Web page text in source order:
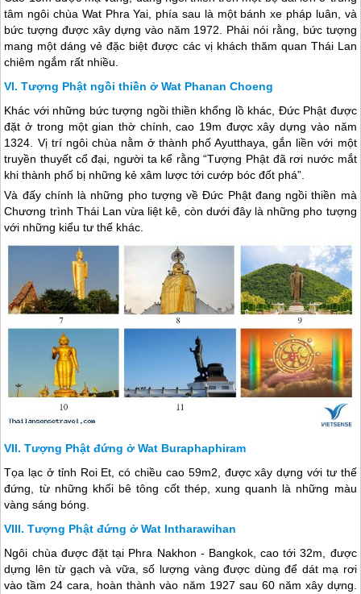
tâm ngôi chùa Wat Phra Yai, phía sau là một bánh xe pháp luân, và
bức tượng được xây dựng vào năm 1972. Phải nói rằng, bức tượng
mang một dáng vẻ đặc biệt được các vị khách thăm quan Thái Lan
chiêm ngắm rất nhiều.
Tượng Phật ngồi thiền ở Wat Phanan Choeng
Khác với những bức tượng ngồi thiền khổng lồ khác, Đức Phật được
đặt ở trong một gian thờ chính, cao 19m được xây dựng vào năm
1324. Vị trí ngôi chùa nằm ở thành phố Ayutthaya, gắn liền với một
truyền thuyết cổ đại, người ta kể rằng “Tượng Phật đã rơi nước mắt
khi thành phố bị những kẻ xâm lược tới cướp bóc đốt phá”.
Và đấy chính là những pho tượng về Đức Phật đang ngồi thiền mà
Chương trình Thái Lan vừa liệt kê, còn dưới đây là những pho tượng
với những kiểu tư thế khác.
Tượng Phật đứng ở Wat Buraphaphiram
Tọa lạc ở tỉnh Roi Et, có chiều cao 59m2, được xây dựng với tư thế
đứng, từ những khối bê tông cốt thép, xung quanh là những màu
vàng sáng bóng.
Tượng Phật đứng ở Wat Intharawihan
Ngôi chùa được đặt tại Phra Nakhon - Bangkok, cao tới 32m, được
dựng lên từ gạch và vữa, số lượng vàng được dùng để dát mạ rơi
vào tầm 24 cara, hoàn thành vào năm 1927 sau 60 năm xây dựng.